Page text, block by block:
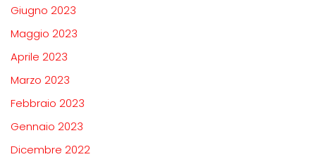
Giugno 2023
Maggio 2023
Aprile 2023
Marzo 2023
Febbraio 2023
Gennaio 2023
Dicembre 2022